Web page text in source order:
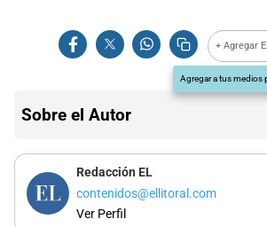
+ Agregar
Agregar a tus medios
Sobre el Autor
Redacción EL
contenidos@ellitoral.com
Ver Perfil